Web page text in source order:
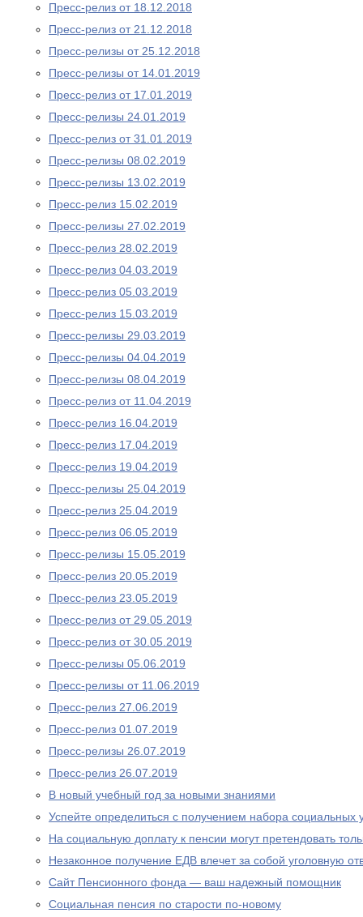
Пресс-релиз от 18.12.2018
Пресс-релиз от 21.12.2018
Пресс-релизы от 25.12.2018
Пресс-релизы от 14.01.2019
Пресс-релиз от 17.01.2019
Пресс-релизы 24.01.2019
Пресс-релиз от 31.01.2019
Пресс-релизы 08.02.2019
Пресс-релизы 13.02.2019
Пресс-релиз 15.02.2019
Пресс-релизы 27.02.2019
Пресс-релиз 28.02.2019
Пресс-релиз 04.03.2019
Пресс-релиз 05.03.2019
Пресс-релиз 15.03.2019
Пресс-релизы 29.03.2019
Пресс-релизы 04.04.2019
Пресс-релизы 08.04.2019
Пресс-релиз от 11.04.2019
Пресс-релиз 16.04.2019
Пресс-релиз 17.04.2019
Пресс-релиз 19.04.2019
Пресс-релизы 25.04.2019
Пресс-релиз 25.04.2019
Пресс-релиз 06.05.2019
Пресс-релизы 15.05.2019
Пресс-релиз 20.05.2019
Пресс-релиз 23.05.2019
Пресс-релиз от 29.05.2019
Пресс-релиз от 30.05.2019
Пресс-релизы 05.06.2019
Пресс-релизы от 11.06.2019
Пресс-релиз 27.06.2019
Пресс-релиз 01.07.2019
Пресс-релизы 26.07.2019
Пресс-релиз 26.07.2019
В новый учебный год за новыми знаниями
Успейте определиться с получением набора социальных
На социальную доплату к пенсии могут претендовать
Незаконное получение ЕДВ влечет за собой уголовную
Сайт Пенсионного фонда — ваш надежный помощник
Социальная пенсия по старости по-новому